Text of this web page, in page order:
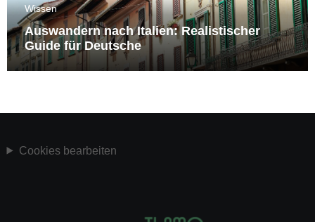
Wissen
Auswandern nach Italien: Realistischer
Guide für Deutsche
Cookies bearbeiten